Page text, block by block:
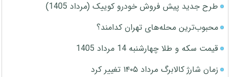
طرح جدید پیش فروش خودرو کوییک (مرداد 1405)
محبوب‌ترین محله‌های تهران کدامند؟
قیمت سکه و طلا چهارشنبه 14 مرداد 1405
زمان شارژ کالابرگ مرداد ۱۴۰۵ تغییر کرد